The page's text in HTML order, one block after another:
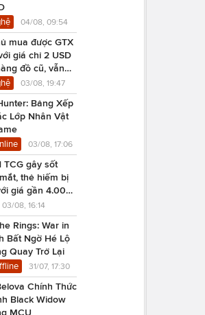
04/08, 09:54
mua được GTX
giá chỉ 2 USD
đồ cũ, vẫn
2077
03/08, 19:47
Bảng Xếp
Lớp Nhân Vật
03/08, 17:06
TCG gây sốt
thẻ hiếm bị
giá gần 4.000
03/08, 16:14
Rings: War in
Bất Ngờ Hé Lộ
Quay Trở Lại
31/07, 17:30
Chính Thức
Black Widow
MCU